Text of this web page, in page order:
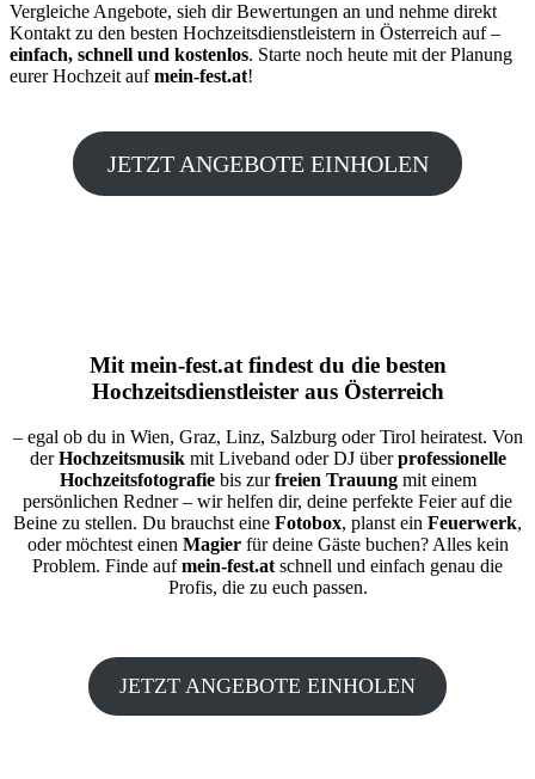
Vergleiche Angebote, sieh dir Bewertungen an und nehme direkt
Kontakt zu den besten Hochzeitsdienstleistern in Österreich auf –
einfach, schnell und kostenlos. Starte noch heute mit der Planung
eurer Hochzeit aufmein-fest.at!
JETZT ANGEBOTE EINHOLEN
Mit mein-fest.atfindest du die besten
Hochzeitsdienstleister aus Österreich
– egal ob du in Wien, Graz, Linz, Salzburg oder Tirol heiratest. Von
derHochzeitsmusikmit Liveband oder DJ überprofessionelle
Hochzeitsfotografiebis zurfreien Trauungmit einem
persönlichen Redner – wir helfen dir, deine perfekte Feier auf die
Beine zu stellen. Du brauchst eine Fotobox, planst ein Feuerwerk,
oder möchtest einen Magierfür deine Gäste buchen? Alles kein
Problem. Finde aufmein-fest.atschnell und einfach genau die
Profis, die zu euch passen.
JETZT ANGEBOTE EINHOLEN